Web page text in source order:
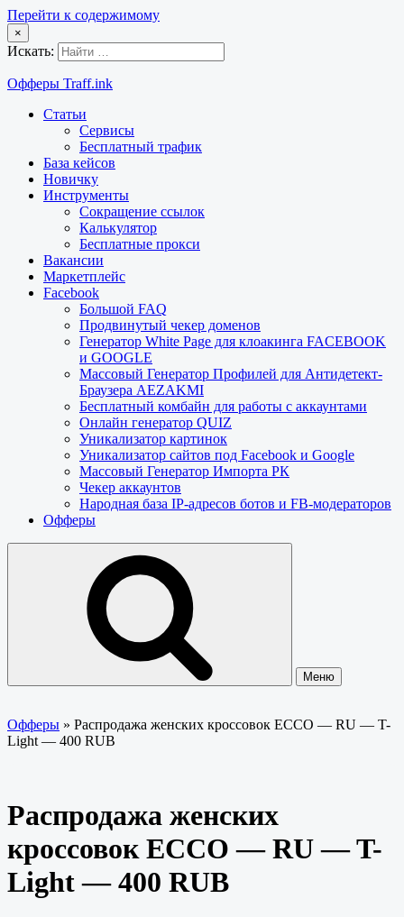
Перейти к содержимому
×
Искать:
Офферы Traff.ink
Статьи
Сервисы
Бесплатный трафик
База кейсов
Новичку
Инструменты
Сокращение ссылок
Калькулятор
Бесплатные прокси
Вакансии
Маркетплейс
Facebook
Большой FAQ
Продвинутый чекер доменов
Генератор White Page для клоакинга FACEBOOK
и GOOGLE
Массовый Генератор Профилей для Антидетект-
Браузера AEZAKMI
Бесплатный комбайн для работы с аккаунтами
Онлайн генератор QUIZ
Уникализатор картинок
Уникализатор сайтов под Facebook и Google
Массовый Генератор Импорта РК
Чекер аккаунтов
Народная база IP-адресов ботов и FB-модераторов
Офферы
Меню
Офферы » Распродажа женских кроссовок ECCO — RU — T-
Light — 400 RUB
Распродажа женских
кроссовок ECCO — RU — T-
Light — 400 RUB